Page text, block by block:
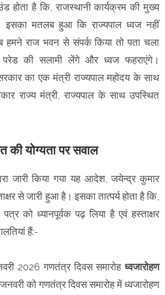
होता है कि, राजस्थानी कार्यक्रम की मुख्य
इसका मतलब हुआ कि राज्यपाल ध्वज नहीं
राज भवन से संपर्क किया तो पता चला
परेड की सलामी लेंगे और ध्वज फहराएंगे।
का एक मंत्री राज्यपाल महोदय के साथ
राज्य मंत्री, राज्यपाल के साथ उपस्थित
की योग्यता पर सवाल
जारी किया गया यह आदेश, जयेन्द्र कुमार
से जारी हुआ है। इसका तात्पर्य होता है कि,
को ध्यानपूर्वक पढ़ लिया है एवं हस्ताक्षर
हैं:-
2026 गणतंत्र दिवस समारोह ध्वजारोहण
को गणतंत्र दिवस समारोह में ध्वजारोहण